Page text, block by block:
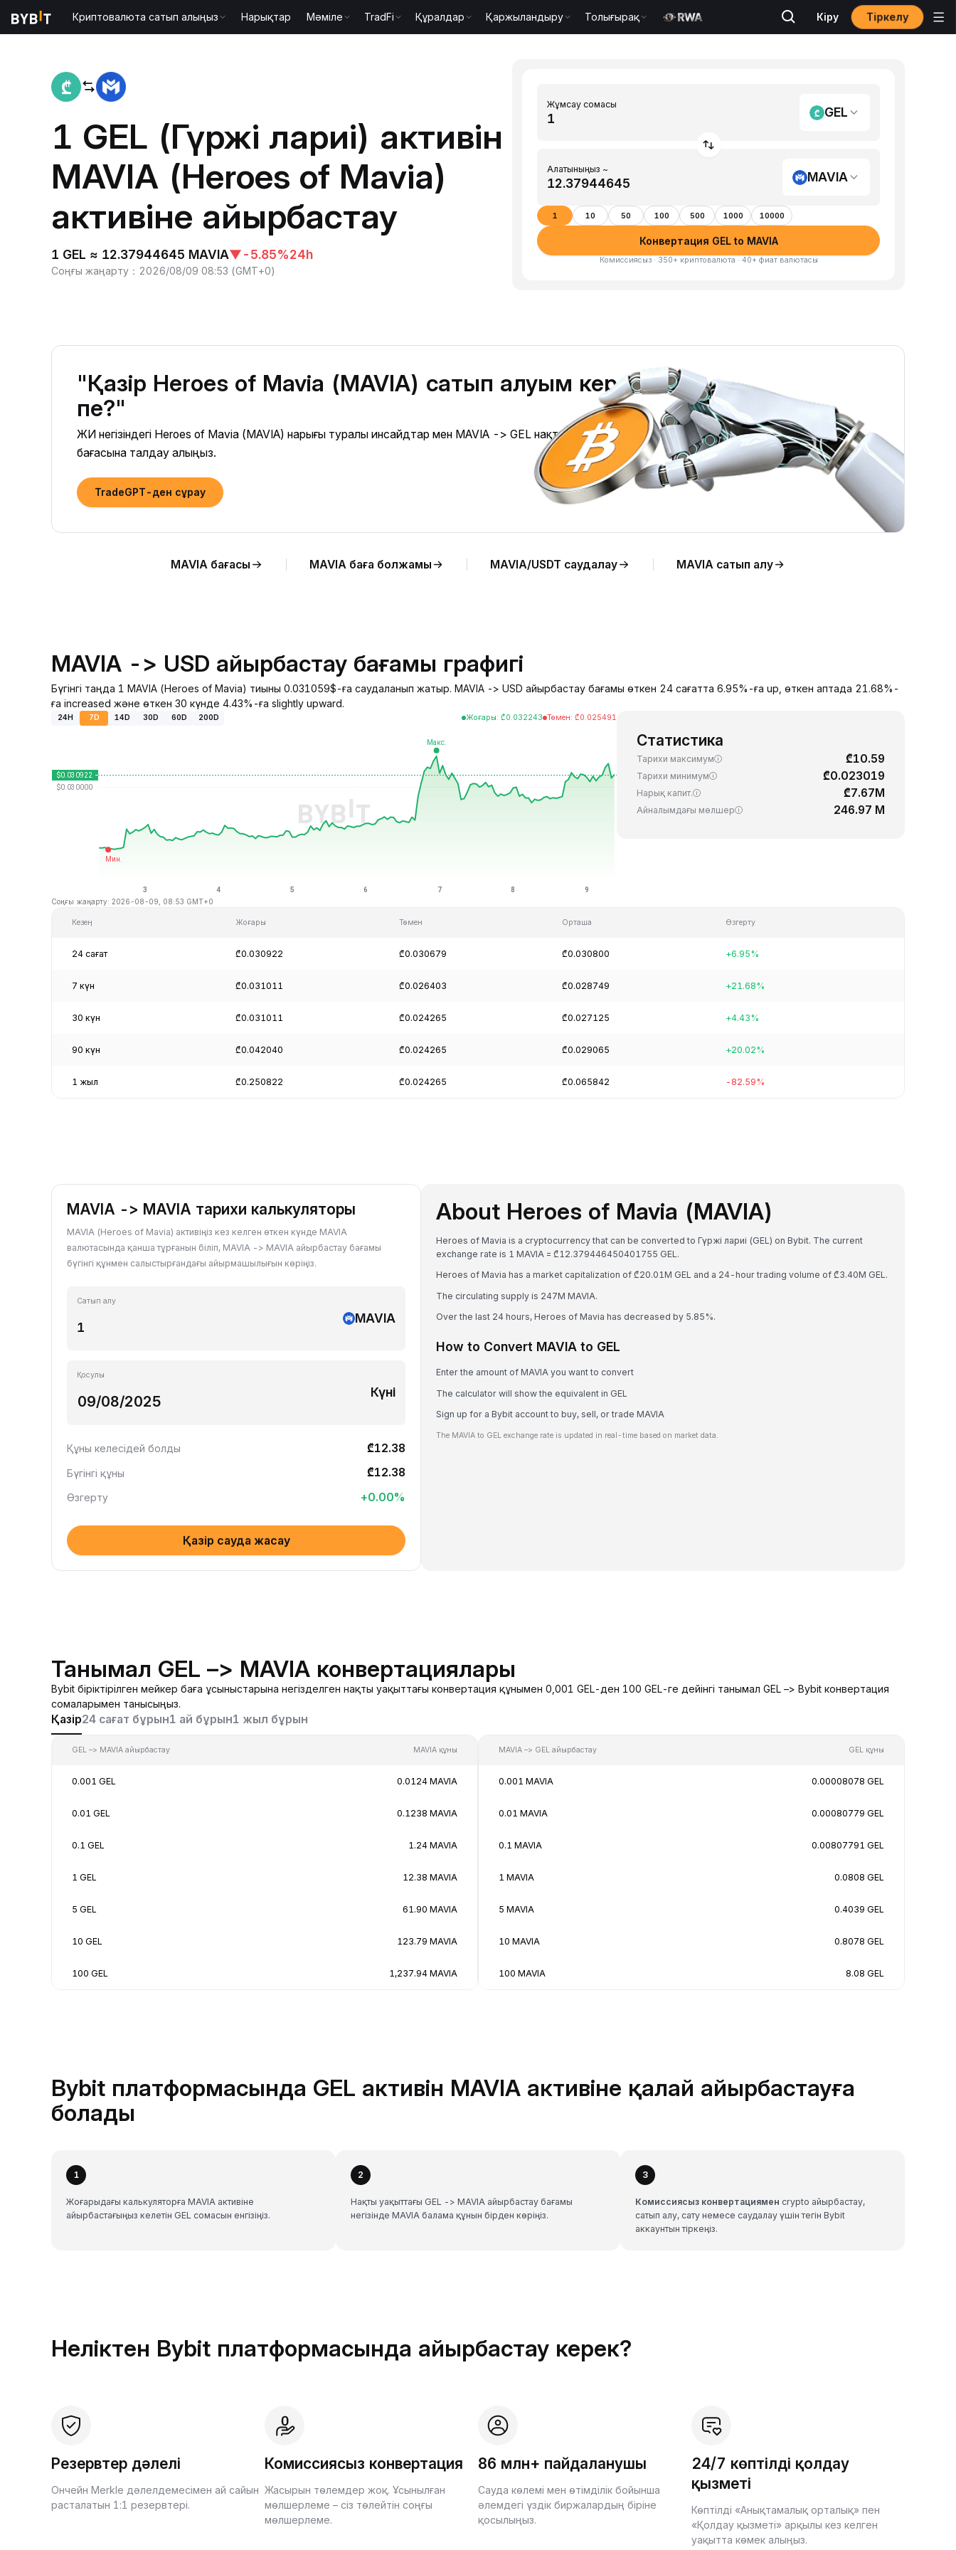
Криптовалюта сатып алыңыз Нарықтар Мәміле TradFi Құралдар Қаржыландыру Толығырақ Кіру Тіркелу
1 GEL (Гүржі лариі) активін
MAVIA (Heroes of Mavia)
активіне айырбастау
1 GEL ≈ 12.37944645 MAVIA▼-5.85%24h
Соңғы жаңарту ： 2026/08/09 08:53 (GMT+0)
Жұмсау сомасы
GEL
Алатыныңыз ~
MAVIA
1 10 50 100 500 1000 10000
Конвертация GEL to MAVIA
Комиссиясыз · 350+ криптовалюта · 40+ фиат валютасы
"Қазір Heroes of Mavia (MAVIA) сатып алуым керек
пе?"
ЖИ негізіндегі Heroes of Mavia (MAVIA) нарығы туралы инсайдтар мен MAVIA -> GEL нақты уақыттағы
бағасына талдау алыңыз.
TradeGPT-ден сұрау
MAVIA бағасы MAVIA баға болжамы MAVIA/USDT саудалау MAVIA сатып алу
MAVIA -> USD айырбастау бағамы графигі
Бүгінгі таңда 1 MAVIA (Heroes of Mavia) тиыны 0.031059$-ға саудаланып жатыр. MAVIA -> USD айырбастау бағамы өткен 24 сағатта 6.95%-ға up, өткен аптада 21.68%-
ға increased және өткен 30 күнде 4.43%-ға slightly upward.
24H 7D 14D 30D 60D 200D Жоғары: ₾0.032243 Төмен: ₾0.025491
Соңғы жаңарту: 2026-08-09, 08:53 GMT+0
Статистика
Тарихи максимум ₾10.59
Тарихи минимум ₾0.023019
Нарық капит. ₾7.67M
Айналымдағы мөлшер 246.97 M
Кезең Жоғары Төмен Орташа Өзгерту
24 сағат ₾0.030922 ₾0.030679 ₾0.030800 +6.95%
7 күн ₾0.031011 ₾0.026403 ₾0.028749 +21.68%
30 күн ₾0.031011 ₾0.024265 ₾0.027125 +4.43%
90 күн ₾0.042040 ₾0.024265 ₾0.029065 +20.02%
1 жыл ₾0.250822 ₾0.024265 ₾0.065842 -82.59%
MAVIA -> MAVIA тарихи калькуляторы
MAVIA (Heroes of Mavia) активіңіз кез келген өткен күнде MAVIA
валютасында қанша тұрғанын біліп, MAVIA -> MAVIA айырбастау бағамы
бүгінгі құнмен салыстырғандағы айырмашылығын көріңіз.
Сатып алу
MAVIA
Қосулы
Күні
Құны келесідей болды ₾12.38
Бүгінгі құны ₾12.38
Өзгерту +0.00%
Қазір сауда жасау
About Heroes of Mavia (MAVIA)
Heroes of Mavia is a cryptocurrency that can be converted to Гүржі лариі (GEL) on Bybit. The current
exchange rate is 1 MAVIA = ₾12.379446450401755 GEL.
Heroes of Mavia has a market capitalization of ₾20.01M GEL and a 24-hour trading volume of ₾3.40M GEL.
The circulating supply is 247M MAVIA.
Over the last 24 hours, Heroes of Mavia has decreased by 5.85%.
How to Convert MAVIA to GEL
Enter the amount of MAVIA you want to convert
The calculator will show the equivalent in GEL
Sign up for a Bybit account to buy, sell, or trade MAVIA
The MAVIA to GEL exchange rate is updated in real-time based on market data.
Танымал GEL –> MAVIA конвертациялары
Bybit біріктірілген мейкер баға ұсыныстарына негізделген нақты уақыттағы конвертация құнымен 0,001 GEL-ден 100 GEL-ге дейінгі танымал GEL –> Bybit конвертация
сомаларымен танысыңыз.
Қазір24 сағат бұрын1 ай бұрын1 жыл бұрын
GEL –> MAVIA айырбастау MAVIA құны
0.001 GEL 0.0124 MAVIA
0.01 GEL 0.1238 MAVIA
0.1 GEL 1.24 MAVIA
1 GEL 12.38 MAVIA
5 GEL 61.90 MAVIA
10 GEL 123.79 MAVIA
100 GEL 1,237.94 MAVIA
MAVIA –> GEL айырбастау GEL құны
0.001 MAVIA 0.00008078 GEL
0.01 MAVIA 0.00080779 GEL
0.1 MAVIA 0.00807791 GEL
1 MAVIA 0.0808 GEL
5 MAVIA 0.4039 GEL
10 MAVIA 0.8078 GEL
100 MAVIA 8.08 GEL
Bybit платформасында GEL активін MAVIA активіне қалай айырбастауға
болады
1
Жоғарыдағы калькуляторға MAVIA активіне
айырбастағыңыз келетін GEL сомасын енгізіңіз.
2
Нақты уақыттағы GEL -> MAVIA айырбастау бағамы
негізінде MAVIA балама құнын бірден көріңіз.
3
Комиссиясыз конвертациямен crypto айырбастау,
сатып алу, сату немесе саудалау үшін тегін Bybit
аккаунтын тіркеңіз.
Неліктен Bybit платформасында айырбастау керек?
Резервтер дәлелі
Ончейн Merkle дәлелдемесімен ай сайын
расталатын 1:1 резервтері.
Комиссиясыз конвертация
Жасырын төлемдер жоқ. Ұсынылған
мөлшерлеме – сіз төлейтін соңғы
мөлшерлеме.
86 млн+ пайдаланушы
Сауда көлемі мен өтімділік бойынша
әлемдегі үздік биржалардың біріне
қосылыңыз.
24/7 көптілді қолдау
қызметі
Көптілді «Анықтамалық орталық» пен
«Қолдау қызметі» арқылы кез келген
уақытта көмек алыңыз.